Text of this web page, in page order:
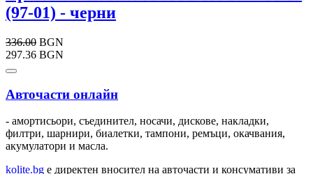
(97-01) - черни
336.00 BGN
297.36 BGN
Авточасти онлайн
- амортисьори, съединител, носачи, дискове, накладки,
филтри, шарнири, биалетки, тампони, ремъци, окачвания,
акумулатори и масла.
kolite.bg e директен вносител на авточасти и консумативи за